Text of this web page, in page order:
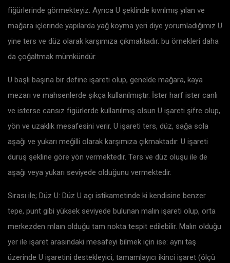
fiğürlerinde görmekteyiz. Ayrıca U şeklinde kıvrılmış yılan ve
mağara içlerinde yapılarda yağ koyma yeri diye yorumladığımız U
yine ters ve düz olarak karşımıza çıkmaktadır. bu örnekleri daha
da çoğaltmak mümkündür.
U başlı başına bir define işareti olup, genelde mağara, kaya
mezarı ve mahsenlerde şıkça kullanılmıştır. İster harf ister canlı
ve isterse cansız figürlerde kullanılmış olsun U işareti şifre olup,
yön ve uzaklık mesafesini verir. U işareti ters, düz, sağa sola
aşağı ve yukarı meğilli olarak karşımıza çıkmaktadır. U işareti
duruş şekline göre yön vermektedir. Ters ve düz oluşu ile de
aşağı veya yukarı seviyede olduğunu vermektedir.
Sırası ile; Düz U: Düz U açı istikametinde ki kendisine benzer
tepe, punt gibi yüksek seviyede bulunan malın işareti olup, orta
merkezden mlaın olduğu tam nokta tespit edilebilir. Malın olduğu
yer ile işaret arasındaki mesafeyi bilmek için ise: aynı taş
üzerinde U işaretini destekleyici, tamamlayıcı ikinci işaret (ölçü